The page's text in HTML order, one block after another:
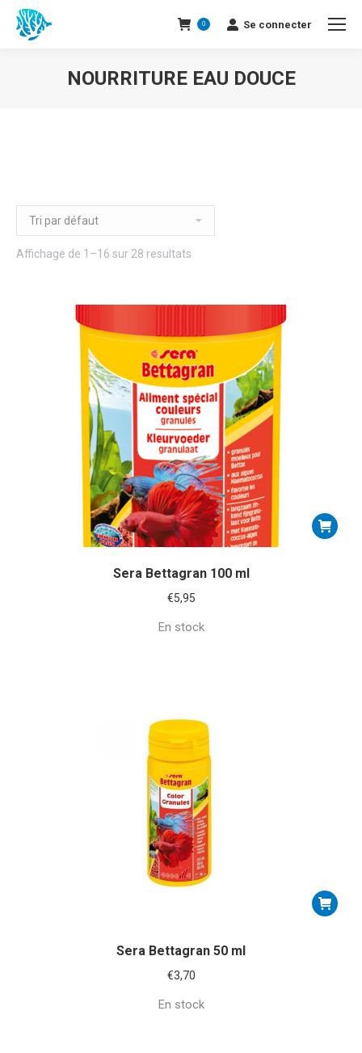
0 Se connecter
NOURRITURE EAU DOUCE
Affichage de 1–16 sur 28 resultats
Sera Bettagran 100 ml
€5,95
En stock
Sera Bettagran 50 ml
€3,70
En stock